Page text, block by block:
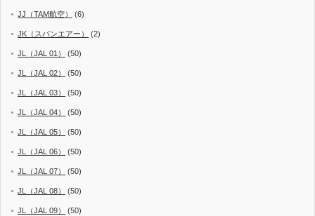
JJ（TAM航空） (6)
JK（スパンエアー） (2)
JL（JAL 01） (50)
JL（JAL 02） (50)
JL（JAL 03） (50)
JL（JAL 04） (50)
JL（JAL 05） (50)
JL（JAL 06） (50)
JL（JAL 07） (50)
JL（JAL 08） (50)
JL（JAL 09） (50)